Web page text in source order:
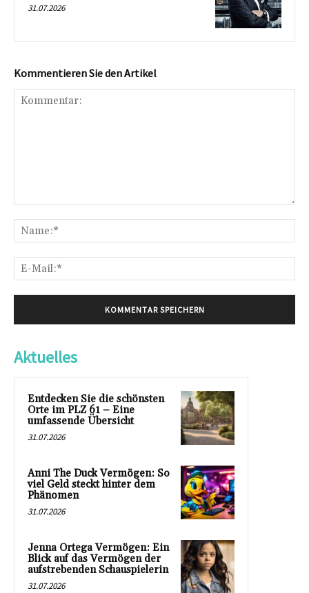
31.07.2026
Kommentieren Sie den Artikel
Aktuelles
Entdecken Sie die schönsten
Orte im PLZ 61 – Eine
umfassende Übersicht
31.07.2026
Anni The Duck Vermögen: So
viel Geld steckt hinter dem
Phänomen
31.07.2026
Jenna Ortega Vermögen: Ein
Blick auf das Vermögen der
aufstrebenden Schauspielerin
31.07.2026